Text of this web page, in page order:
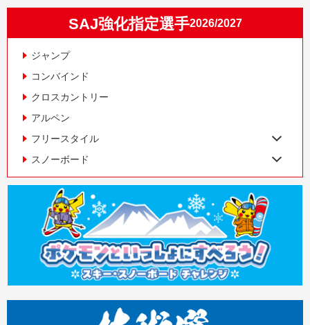
SAJ強化指定選手2026/2027
ジャンプ
コンバインド
クロスカントリー
アルペン
フリースタイル
スノーボード